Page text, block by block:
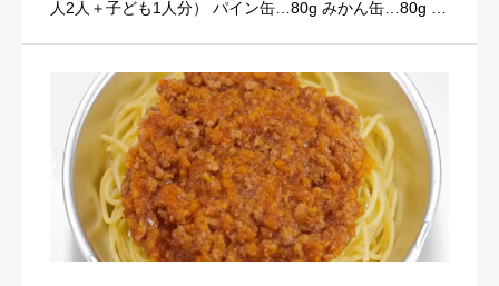
人2人＋子ども1人分） パイン缶…80g みかん缶…80g 黄
4g） （白玉団子） 白玉粉… […]